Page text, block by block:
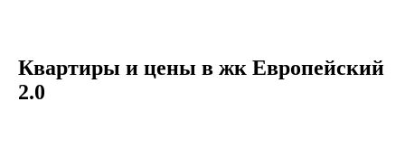
Квартиры и цены в жк Европейский
2.0